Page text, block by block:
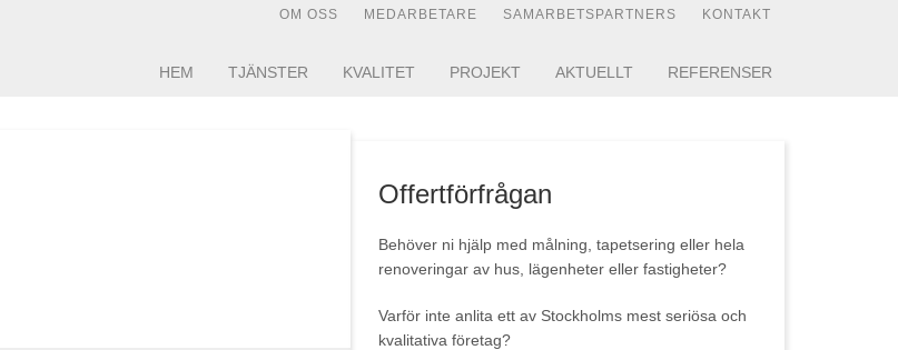
OM OSS MEDARBETARE SAMARBETSPARTNERS KONTAKT
HEM TJÄNSTER KVALITET PROJEKT AKTUELLT REFERENSER
Offertförfrågan
Behöver ni hjälp med målning, tapetsering eller hela
renoveringar av hus, lägenheter eller fastigheter?
Varför inte anlita ett av Stockholms mest seriösa och
kvalitativa företag?